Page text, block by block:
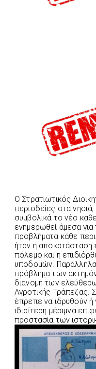
Ο Στρατιωτικός
περιοδείες στα
συμβολικά το νέο
ενημερωθεί άμεσα
προβλήματα κάθε
ήταν η
πόλεμο και η
υποδομών.
πρόβλημα των
διανομή των
Αγροτικής Τράπεζας.
έπρεπε να ιδρυθούν
ιδιαίτερη μέριμνα
προστασία των